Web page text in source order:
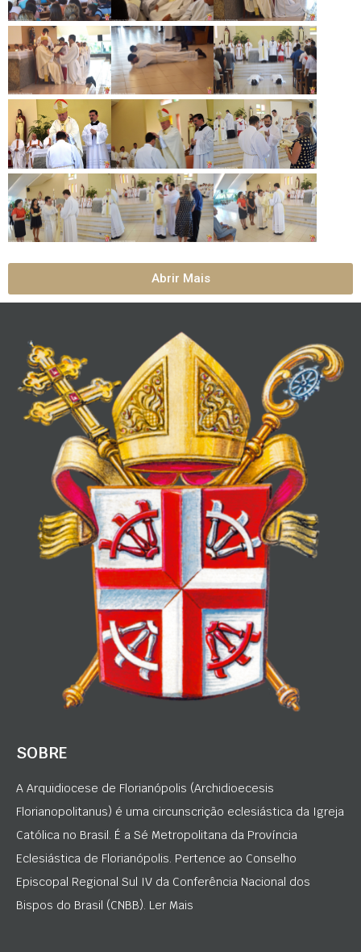
Abrir Mais
SOBRE
A Arquidiocese de Florianópolis (Archidioecesis
Florianopolitanus) é uma circunscrição eclesiástica da Igreja
Católica no Brasil. É a Sé Metropolitana da Província
Eclesiástica de Florianópolis. Pertence ao Conselho
Episcopal Regional Sul IV da Conferência Nacional dos
Bispos do Brasil (CNBB). Ler Mais